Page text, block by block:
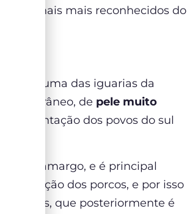
nacionais mais reconhecidos do
é uma das iguarias da
de pele muito
alimentação dos povos do sul
e o amargo, e é principal
a criação dos porcos, e por isso
animais, que posteriormente é